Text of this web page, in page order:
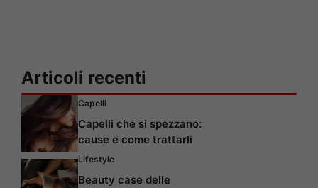
Articoli recenti
Capelli
Capelli che si spezzano:
cause e come trattarli
Lifestyle
Beauty case delle